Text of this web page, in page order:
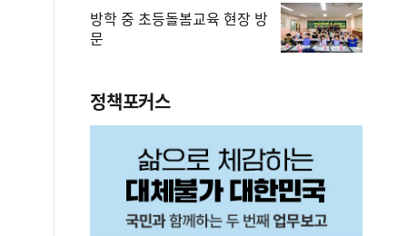
방학 중 초등돌봄교육 현장 방
문
정책포커스